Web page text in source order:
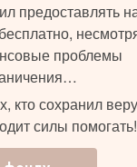
предоставлять
проблемы
кто сохранил веру
силы помогать!